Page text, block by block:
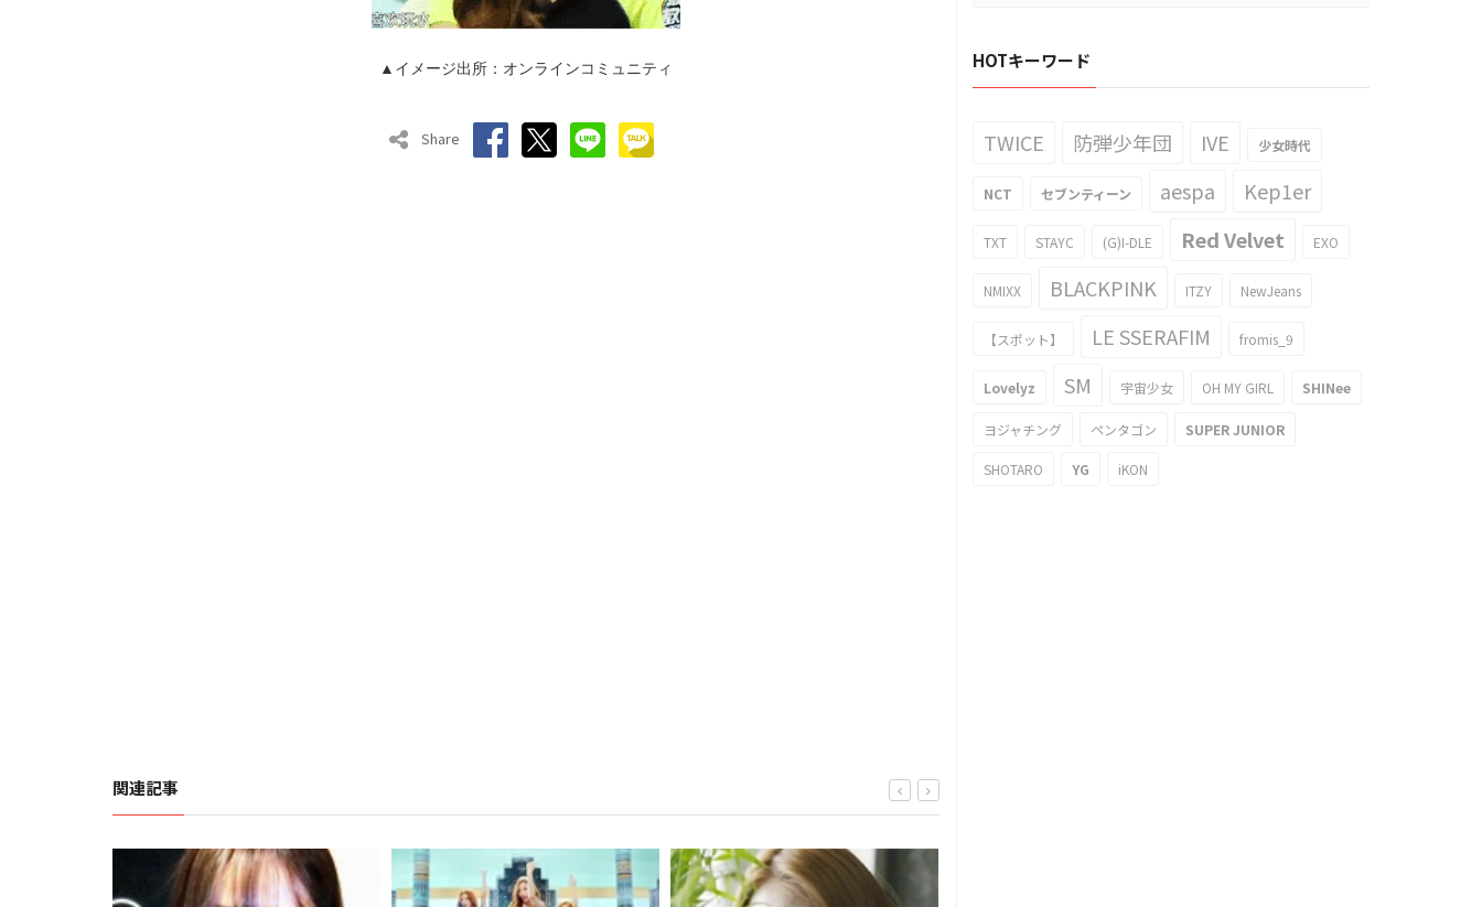
▲イメージ出所：オンラインコミュニティ
Share
関連記事
HOTキーワード
TWICE 防弾少年団 IVE 少女時代
NCT セブンティーン aespa Kep1er
TXT STAYC (G)I-DLE Red Velvet EXO
NMIXX BLACKPINK ITZY NewJeans
【スポット】 LE SSERAFIM fromis_9
Lovelyz SM 宇宙少女 OH MY GIRL SHINee
ヨジャチング ペンタゴン SUPER JUNIOR
SHOTARO YG iKON